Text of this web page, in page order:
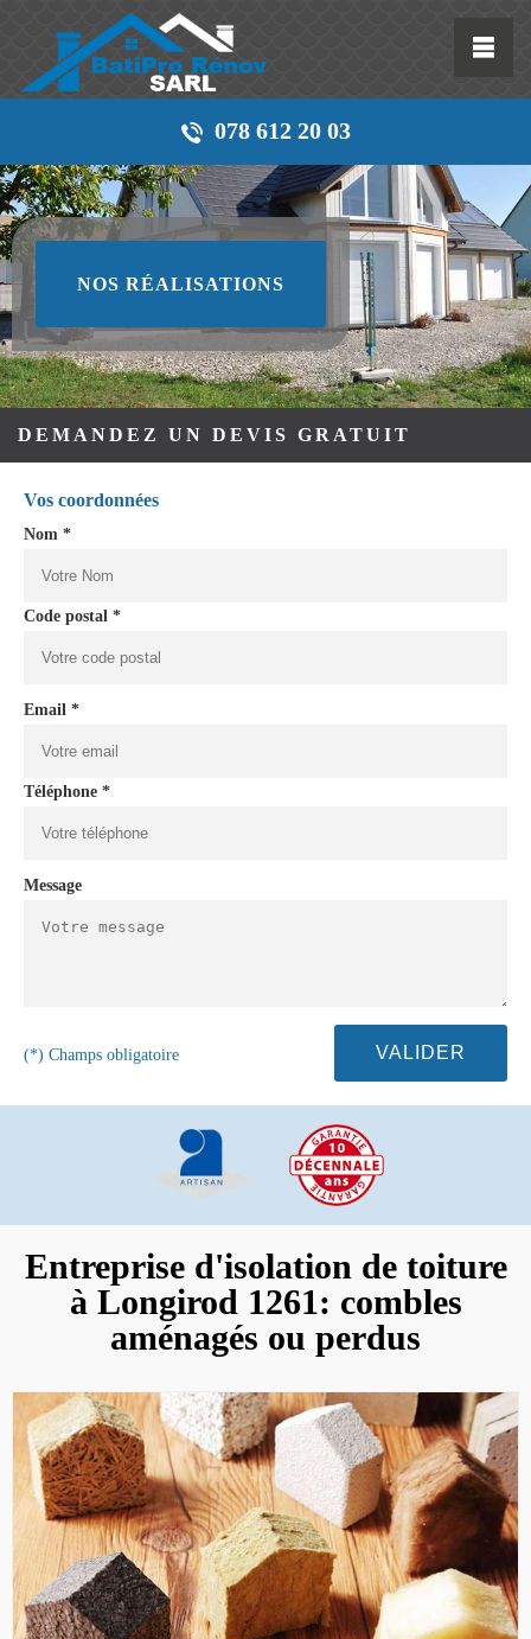
078 612 20 03
NOS RÉALISATIONS
DEMANDEZ UN DEVIS GRATUIT
Vos coordonnées
Nom *
Code postal *
Email *
Téléphone *
Message
(*) Champs obligatoire
Entreprise d'isolation de toiture
à Longirod 1261: combles
aménagés ou perdus